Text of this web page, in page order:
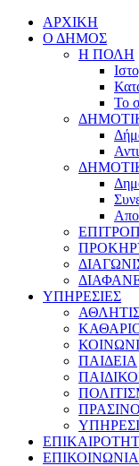
ΑΡΧΙΚΗ
Ο ΔΗΜΟΣ
Η ΠΟΛΗ
Το
ΥΠΗΡΕΣΙΕΣ
ΠΑΙΔΕΙΑ
ΠΡΑΣΙΝΟ
ΕΠΙΚΟΙΝΩΝΙΑ